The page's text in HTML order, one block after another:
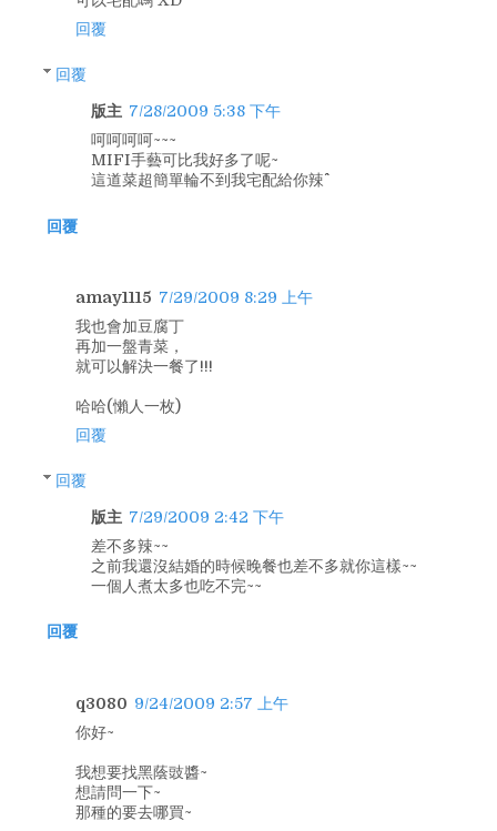
回覆
回覆
版主 7/28/2009 5:38 下午
呵呵呵呵~~~
MIFI手藝可比我好多了呢~
這道菜超簡單輪不到我宅配給你辣^^
回覆
amay1115 7/29/2009 8:29 上午
我也會加豆腐丁
再加一盤青菜，
就可以解決一餐了!!!
哈哈(懶人一枚)
回覆
回覆
版主 7/29/2009 2:42 下午
差不多辣~~
之前我還沒結婚的時候晚餐也差不多就你這樣~~
一個人煮太多也吃不完~~
回覆
q3080 9/24/2009 2:57 上午
你好~
我想要找黑蔭豉醬~
想請問一下~
那種的要去哪買~